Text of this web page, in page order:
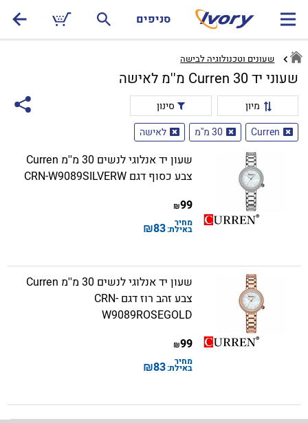
סניפים
שעונים וטכנולוגיה לבישה
שעוני יד Curren 30 מ''מ לאישה
מיון
סינון
Curren
30 מ''מ לאישה
שעון יד אנלוגי לנשים 30 מ''מ Curren
צבע כסוף דגם CRN-W9089SILVERW
99
₪
מחיר
באילת:83
₪
שעון יד אנלוגי לנשים 30 מ''מ Curren
צבע זהב רוז דגם CRN-
W9089ROSEGOLD
99
₪
מחיר
באילת:83
₪